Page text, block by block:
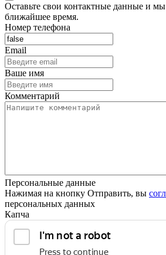
Оставьте свои контактные данные и
ближайшее время.
Номер телефона
Email
Ваше имя
Комментарий
Персональные данные
Нажимая на кнопку Отправить, вы
персональных данных
Капча